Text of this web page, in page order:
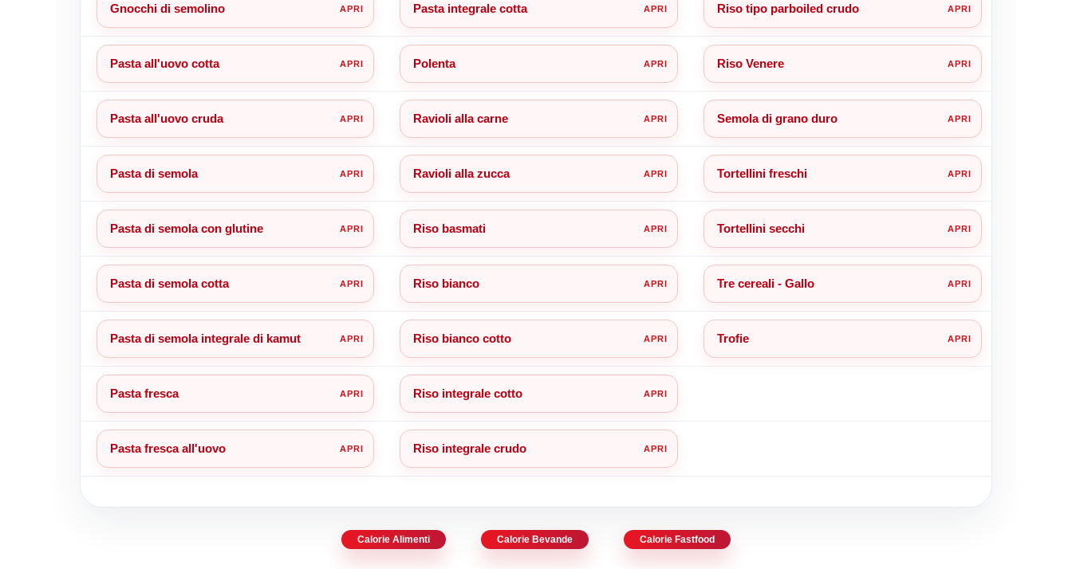
Gnocchi di semolino Pasta integrale cotta Riso tipo parboiled crudo
Pasta all'uovo cotta Polenta Riso Venere
Pasta all'uovo cruda Ravioli alla carne Semola di grano duro
Pasta di semola Ravioli alla zucca Tortellini freschi
Pasta di semola con glutine Riso basmati Tortellini secchi
Pasta di semola cotta Riso bianco Tre cereali - Gallo
Pasta di semola integrale di kamut Riso bianco cotto Trofie
Pasta fresca Riso integrale cotto
Pasta fresca all'uovo Riso integrale crudo
Calorie Alimenti Calorie Bevande Calorie Fastfood